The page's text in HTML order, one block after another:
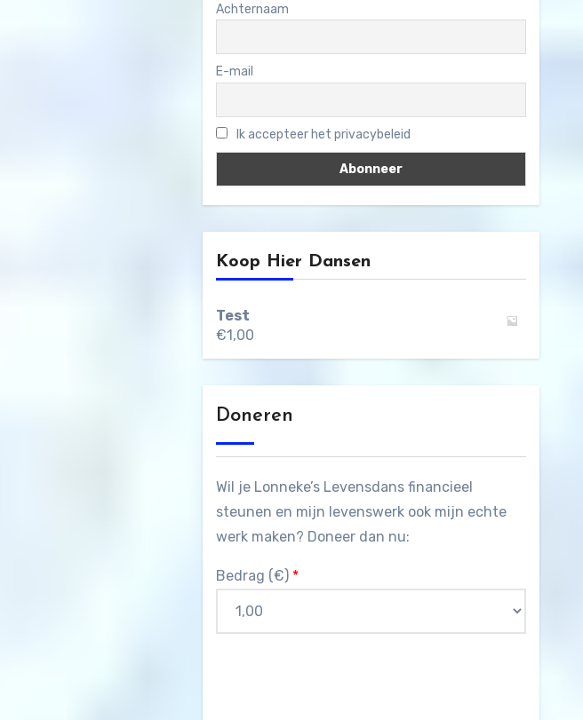
Achternaam
E-mail
Ik accepteer het privacybeleid
Koop Hier Dansen
Test
€1,00
Doneren
Wil je Lonneke’s Levensdans financieel
steunen en mijn levenswerk ook mijn echte
werk maken? Doneer dan nu:
Bedrag (€) *